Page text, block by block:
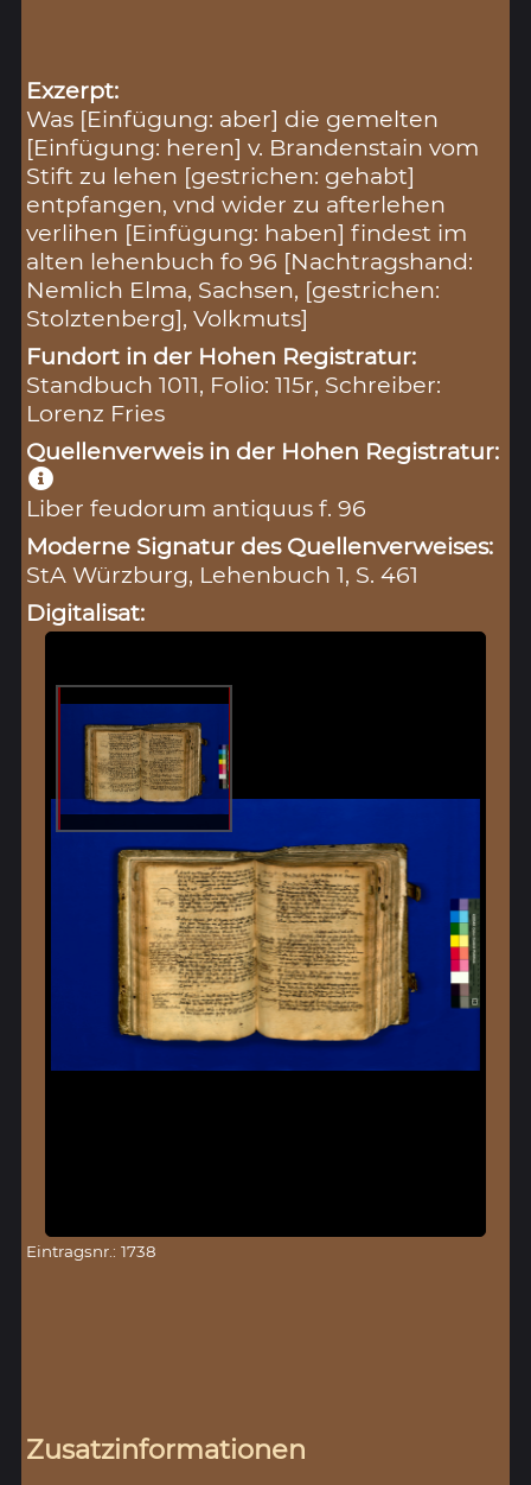
Exzerpt:
Was [Einfügung: aber] die gemelten
[Einfügung: heren] v. Brandenstain vom
Stift zu lehen [gestrichen: gehabt]
entpfangen, vnd wider zu afterlehen
verlihen [Einfügung: haben] findest im
alten lehenbuch fo 96 [Nachtragshand:
Nemlich Elma, Sachsen, [gestrichen:
Stolztenberg], Volkmuts]
Fundort in der Hohen Registratur:
Standbuch 1011, Folio: 115r, Schreiber:
Lorenz Fries
Quellenverweis in der Hohen Registratur:
Liber feudorum antiquus f. 96
Moderne Signatur des Quellenverweises:
StA Würzburg, Lehenbuch 1, S. 461
Digitalisat:
Eintragsnr.: 1738
Zusatzinformationen